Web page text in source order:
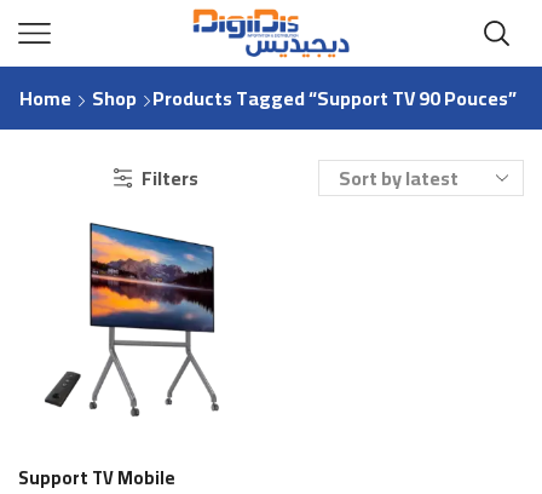
Home Shop Products Tagged “support TV 90 Pouces”
Filters
Support TV Mobile